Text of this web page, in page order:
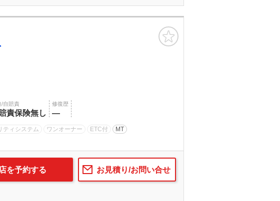
/自賠責
責保険無し
修復歴
―
ティシステム ワンオーナー ETC付 MT
お見積り/お問い合せ
を予約する